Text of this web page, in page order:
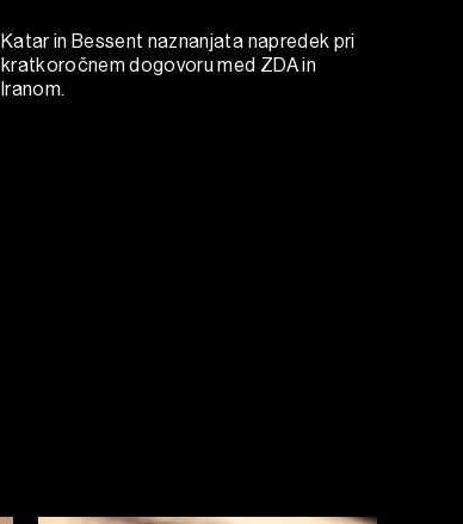
Katar in Bessent naznanjata napredek pri
kratkoročnem dogovoru med ZDA in
Iranom.